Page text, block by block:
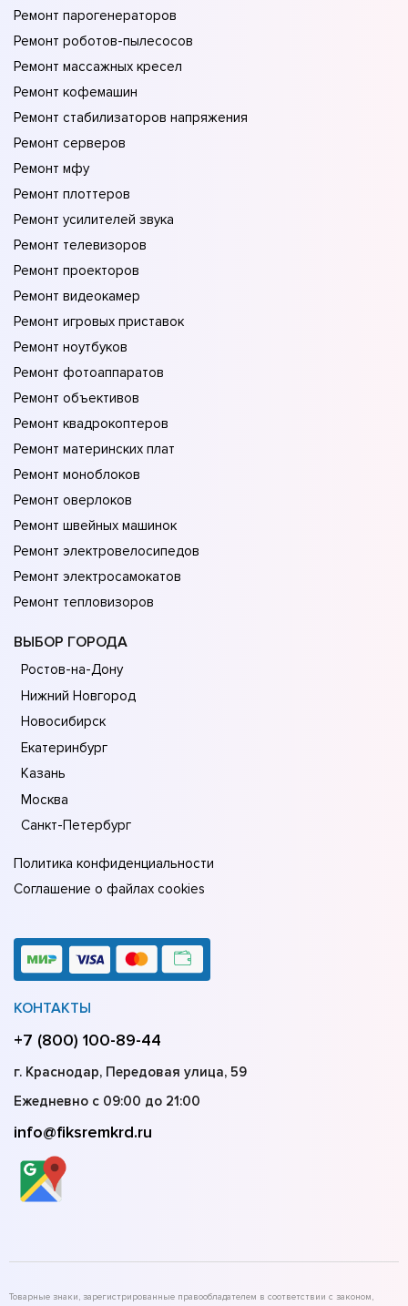
Ремонт парогенераторов
Ремонт роботов-пылесосов
Ремонт массажных кресел
Ремонт кофемашин
Ремонт стабилизаторов напряжения
Ремонт серверов
Ремонт мфу
Ремонт плоттеров
Ремонт усилителей звука
Ремонт телевизоров
Ремонт проекторов
Ремонт видеокамер
Ремонт игровых приставок
Ремонт ноутбуков
Ремонт фотоаппаратов
Ремонт объективов
Ремонт квадрокоптеров
Ремонт материнских плат
Ремонт моноблоков
Ремонт оверлоков
Ремонт швейных машинок
Ремонт электровелосипедов
Ремонт электросамокатов
Ремонт тепловизоров
ВЫБОР ГОРОДА
Ростов-на-Дону
Нижний Новгород
Новосибирск
Екатеринбург
Казань
Москва
Санкт-Петербург
Политика конфиденциальности
Соглашение о файлах cookies
КОНТАКТЫ
+7 (800) 100-89-44
г. Краснодар, Передовая улица, 59
Ежедневно с 09:00 до 21:00
info@fiksremkrd.ru
Товарные знаки, зарегистрированные правообладателем в соответствии с законом,